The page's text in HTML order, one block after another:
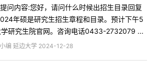
内容:您好，请问什么时候出招生目录回复
年硕是研究生招生章程和目录。预计下午5
学研究生院官网。咨询电话0433-2732079 ...
编 延边大学 2024-12-28